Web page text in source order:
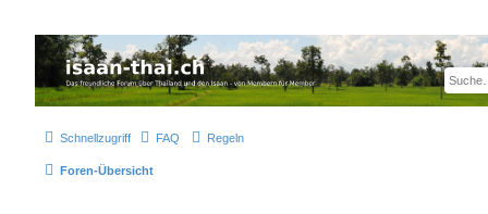
Thailand & Isaan Forum - isaan-thai.ch
Das freundliche Forum über Thailand und den Isaan - von Membern für Member
Schnellzugriff FAQ Regeln
Foren-Übersicht